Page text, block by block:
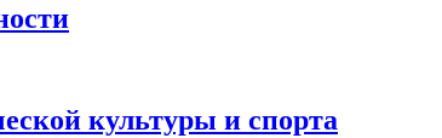
культуры и спорта